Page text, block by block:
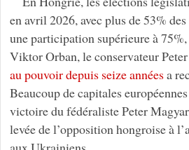
en avril 2026, avec plus de 53%
une participation supérieure à 75%,
Viktor Orban, le conservateur
au pouvoir depuis seize annéesa
Beaucoup de capitales
victoire du fédéraliste Peter
levée de l’opposition hongroise à